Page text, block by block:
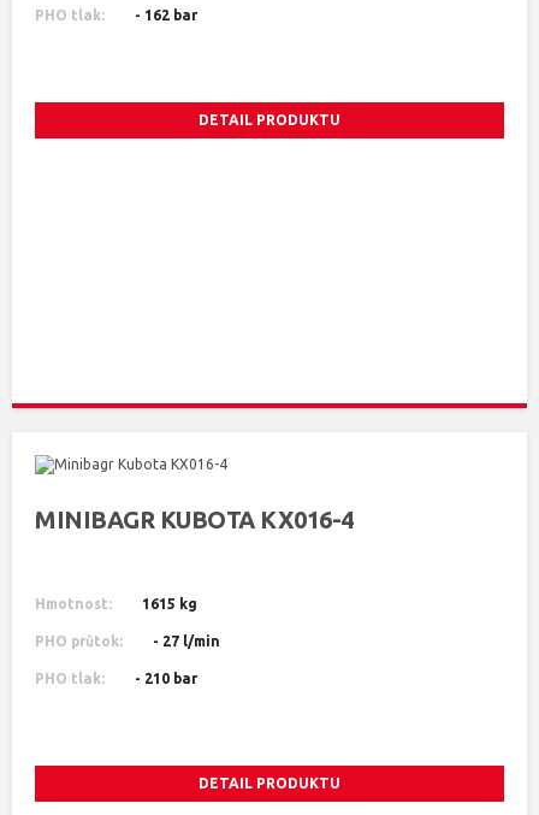
PHO tlak: - 162 bar
DETAIL PRODUKTU
MINIBAGR KUBOTA KX016-4
Hmotnost: 1615 kg
PHO průtok: - 27 l/min
PHO tlak: - 210 bar
DETAIL PRODUKTU